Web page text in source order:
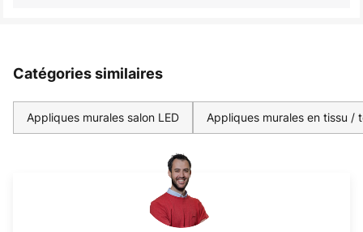
Catégories similaires
Appliques murales salon LED Appliques murales en tissu /